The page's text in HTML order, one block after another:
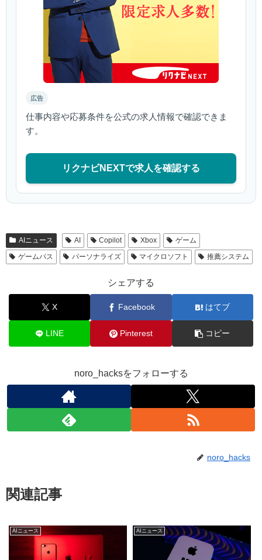
広告
仕事内容や応募条件を公式の求人情報で確認できま
す。
リクナビNEXTで求人を確認する
AIニュース AI Copilot Xbox
ゲーム
ゲームパス
パーソナライズ マイクロソフト 推薦システム
シェアする
X Facebook はてブ
LINE Pinterest コピー
noro_hacksをフォローする
noro_hacks
関連記事
AIニュース AIニュース